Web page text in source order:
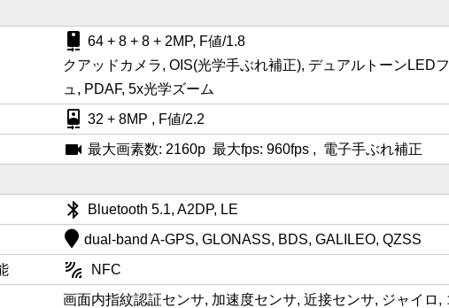
camera_rear 64 + 8 + 8 + 2MP, F値/1.8
クアッドカメラ, OIS(光学手ぶれ補正), デュアルトーンLED
ュ, PDAF, 5x光学ズーム
camera_front 32 + 8MP , F値/2.2
videocam 最大画素数: 2160p 最大fps: 960fps , 電子手ぶれ補正
bluetooth
Bluetooth 5.1, A2DP, LE
dual-band A-GPS, GLONASS, BDS, GALILEO, QZSS
leak_add
NFC
画面内指紋認証センサ, 加速度センサ, 近接センサ, ジャイロ,